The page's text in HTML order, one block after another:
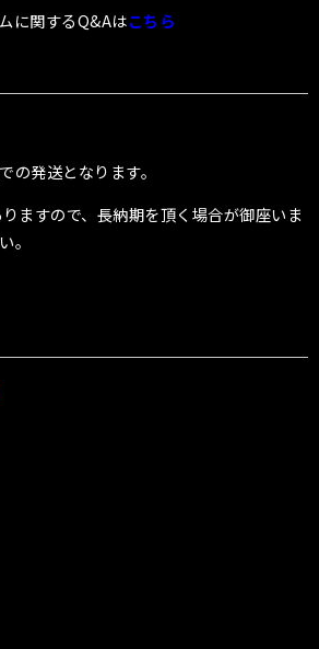
に関するQ&Aはこちら
の発送となります。
ますので、長納期を頂く場合が御座いま
。